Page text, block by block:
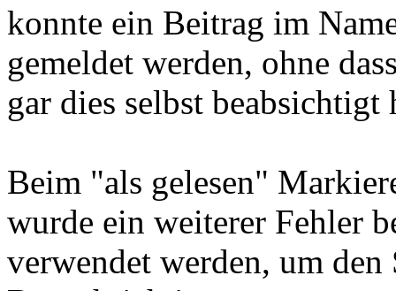
konnte ein Beitrag im
gemeldet werden, ohne
gar dies selbst beabsichtigt
Beim "als gelesen"
wurde ein weiterer Fehler
verwendet werden, um den